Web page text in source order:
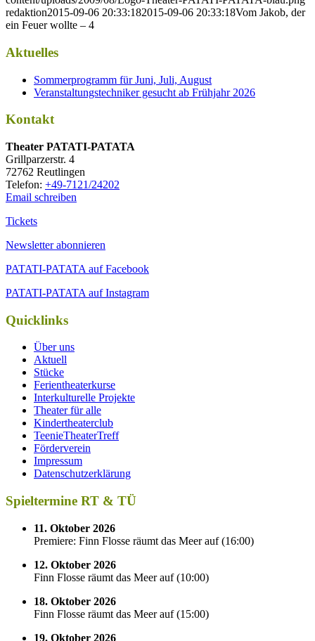
redaktion2015-09-06 20:33:182015-09-06 20:33:18Vom Jakob, der
ein Feuer wollte – 4
Aktuelles
Sommerprogramm für Juni, Juli, August
Veranstaltungstechniker gesucht ab Frühjahr 2026
Kontakt
Thea­ter PATATI-PATATA
Grill­par­zer­str. 4
72762 Reutlingen
Tele­fon: +49-7121/24202
Email schreiben
Tickets
Newsletter abonnieren
PATATI-PATATA auf Facebook
PATATI-PATATA auf Instagram
Quicklinks
Über uns
Aktuell
Stücke
Ferientheaterkurse
Interkulturelle Projekte
Theater für alle
Kindertheaterclub
TeenieTheaterTreff
Förderverein
Impressum
Datenschutzerklärung
Spieltermine RT & TÜ
11. Oktober 2026
Premiere: Finn Flosse räumt das Meer auf(16:00)
12. Oktober 2026
Finn Flosse räumt das Meer auf(10:00)
18. Oktober 2026
Finn Flosse räumt das Meer auf(15:00)
19. Oktober 2026